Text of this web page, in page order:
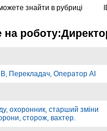
знайти в рубриці
на
Перекладач, Оператор AI
охоронник, старший зміни
сторож, вахтер.